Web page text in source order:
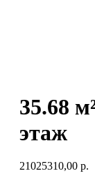
35.68
этаж
21025310,00 р.